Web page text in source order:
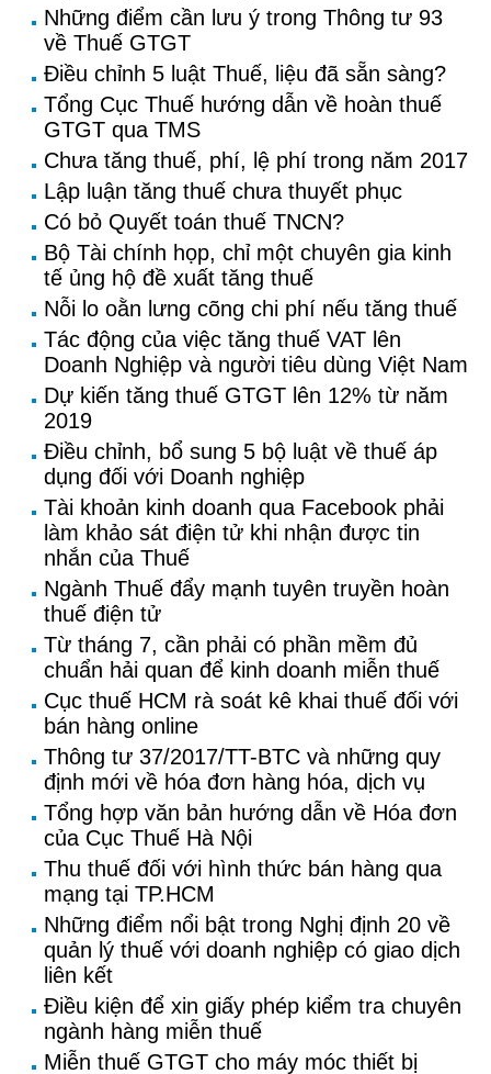
Những điểm cần lưu ý trong Thông tư 93
về Thuế GTGT
Điều chỉnh 5 luật Thuế, liệu đã sẵn sàng?
Tổng Cục Thuế hướng dẫn về hoàn thuế
GTGT qua TMS
Chưa tăng thuế, phí, lệ phí trong năm 2017
Lập luận tăng thuế chưa thuyết phục
Có bỏ Quyết toán thuế TNCN?
Bộ Tài chính họp, chỉ một chuyên gia kinh
tế ủng hộ đề xuất tăng thuế
Nỗi lo oằn lưng cõng chi phí nếu tăng thuế
Tác động của việc tăng thuế VAT lên
Doanh Nghiệp và người tiêu dùng Việt Nam
Dự kiến tăng thuế GTGT lên 12% từ năm
2019
Điều chỉnh, bổ sung 5 bộ luật về thuế áp
dụng đối với Doanh nghiệp
Tài khoản kinh doanh qua Facebook phải
làm khảo sát điện tử khi nhận được tin
nhắn của Thuế
Ngành Thuế đẩy mạnh tuyên truyền hoàn
thuế điện tử
Từ tháng 7, cần phải có phần mềm đủ
chuẩn hải quan để kinh doanh miễn thuế
Cục thuế HCM rà soát kê khai thuế đối với
bán hàng online
Thông tư 37/2017/TT-BTC và những quy
định mới về hóa đơn hàng hóa, dịch vụ
Tổng hợp văn bản hướng dẫn về Hóa đơn
của Cục Thuế Hà Nội
Thu thuế đối với hình thức bán hàng qua
mạng tại TP.HCM
Những điểm nổi bật trong Nghị định 20 về
quản lý thuế với doanh nghiệp có giao dịch
liên kết
Điều kiện để xin giấy phép kiểm tra chuyên
ngành hàng miễn thuế
Miễn thuế GTGT cho máy móc thiết bị